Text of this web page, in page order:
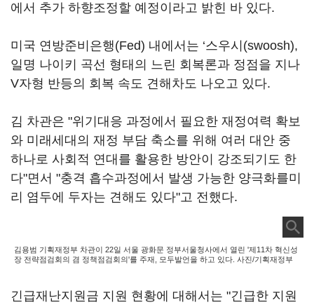
에서 추가 하향조정할 예정이라고 밝힌 바 있다.
미국 연방준비은행(Fed) 내에서는 ‘스우시(swoosh),
일명 나이키 곡선 형태의 느린 회복론과 정점을 지나
V자형 반등의 회복 속도 견해차도 나오고 있다.
김 차관은 "위기대응 과정에서 필요한 재정여력 확보
와 미래세대의 재정 부담 축소를 위해 여러 대안 중
하나로 사회적 연대를 활용한 방안이 강조되기도 한
다"면서 "충격 흡수과정에서 발생 가능한 양극화를미
리 염두에 두자는 견해도 있다"고 전했다.
김용범 기획재정부 차관이 22일 서울 광화문 정부서울청사에서 열린 '제11차 혁신성
장 전략점검회의 겸 정책점검회의'를 주재, 모두발언을 하고 있다. 사진/기획재정부
긴급재난지원금 지원 현황에 대해서는 "긴급한 지원